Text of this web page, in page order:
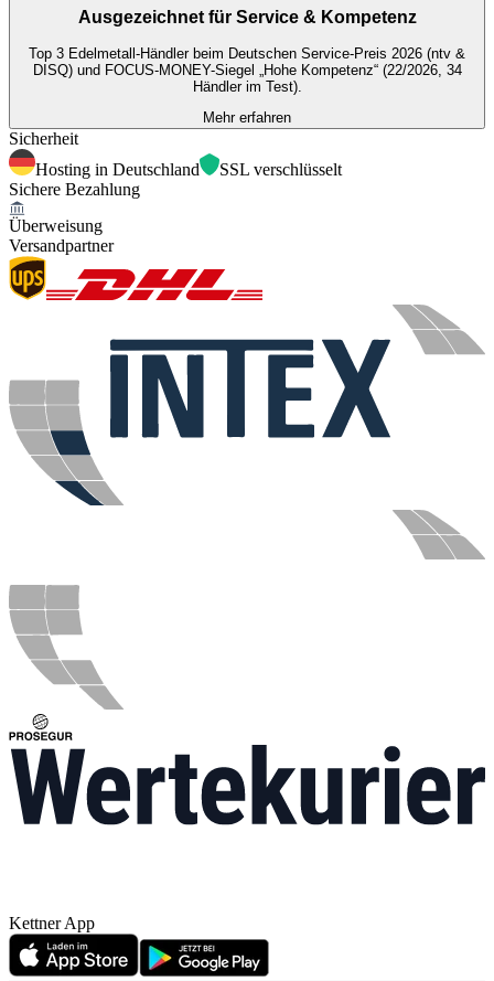
Ausgezeichnet für Service & Kompetenz
Top 3 Edelmetall-Händler beim Deutschen Service-Preis 2026 (ntv &
DISQ) und FOCUS-MONEY-Siegel „Hohe Kompetenz“ (22/2026, 34
Händler im Test).
Mehr erfahren
Sicherheit
Hosting in Deutschland
SSL verschlüsselt
Sichere Bezahlung
Überweisung
Versandpartner
Kettner App